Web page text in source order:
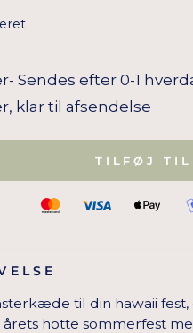
Sendes efter 0-1
klar til afsendelse
TILFØJ TIL
til din hawaii
hotte sommerfest